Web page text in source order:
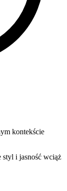
kontekście
styl i jasność wciąż